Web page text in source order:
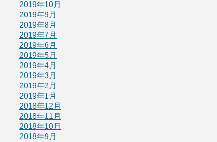
2019年10月
2019年9月
2019年8月
2019年7月
2019年6月
2019年5月
2019年4月
2019年3月
2019年2月
2019年1月
2018年12月
2018年11月
2018年10月
2018年9月